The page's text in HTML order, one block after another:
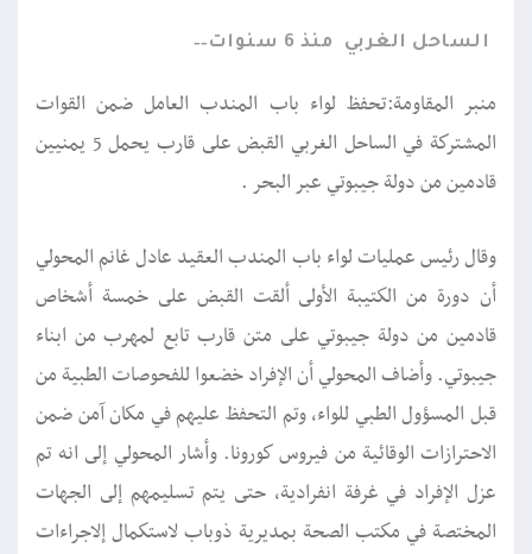
الساحل الغربي منذ 6 سنوات
منبر المقاومة:تحفظ لواء باب المندب العامل ضمن القوات
المشتركة في الساحل الغربي القبض على قارب يحمل 5 يمنيين
قادمين من دولة جيبوتي عبر البحر .
وقال رئيس عمليات لواء باب المندب العقيد عادل غانم المحولي
أن دورة من الكتيبة الأولى ألقت القبض على خمسة أشخاص
قادمين من دولة جيبوتي على متن قارب تابع لمهرب من ابناء
جيبوتي. وأضاف المحولي أن الإفراد خضعوا للفحوصات الطبية من
قبل المسؤول الطبي للواء، وتم التحفظ عليهم في مكان آمن ضمن
الاحترازات الوقائية من فيروس كورونا. وأشار المحولي إلى انه تم
عزل الإفراد في غرفة انفرادية، حتى يتم تسليمهم إلى الجهات
المختصة في مكتب الصحة بمديرية ذوباب لاستكمال إلاجراءات